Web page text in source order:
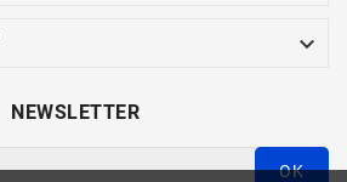

NEWSLETTER
OK